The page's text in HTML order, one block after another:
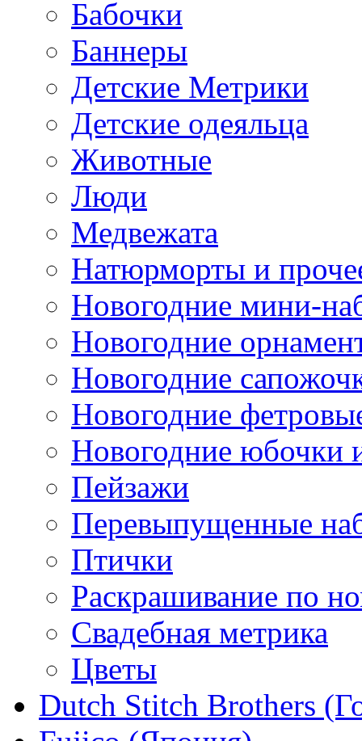
Бабочки
Баннеры
Детские Метрики
Детские одеяльца
Животные
Люди
Медвежата
Натюрморты и
Новогодние мини-
Новогодние
Новогодние
Новогодние
Новогодние юбочки
Пейзажи
Перевыпущенные
Птички
Раскрашивание по
Свадебная метрика
Цветы
Dutch Stitch Brothers